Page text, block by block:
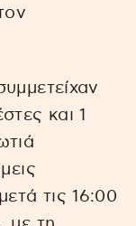
και 1
τις 16:00